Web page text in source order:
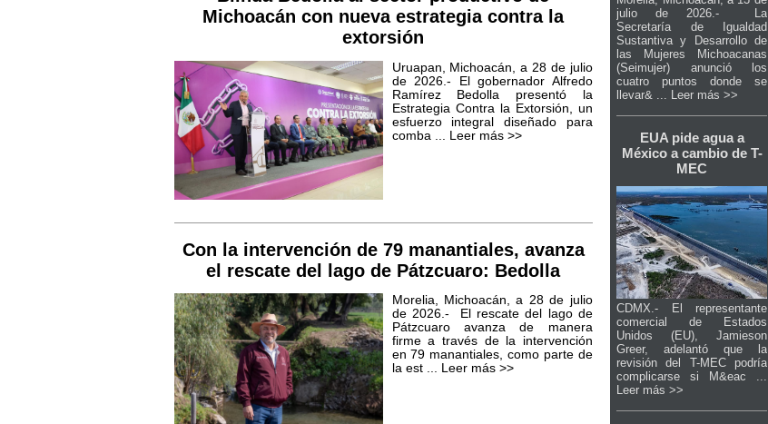
Michoacán con nueva estrategia contra la
extorsión
Uruapan, Michoacán, a 28 de julio
de 2026.- El gobernador Alfredo
Ramírez Bedolla presentó la
Estrategia Contra la Extorsión, un
esfuerzo integral diseñado para
comba ...
Leer más >>
Con la intervención de 79 manantiales, avanza
el rescate del lago de Pátzcuaro: Bedolla
Morelia, Michoacán, a 28 de julio
de 2026.- El rescate del lago de
Pátzcuaro avanza de manera
firme a través de la intervención
en 79 manantiales, como parte de
la est ... Leer más >>
julio de 2026.- La
Secretaría de Igualdad
Sustantiva y Desarrollo de
las Mujeres Michoacanas
(Seimujer) anunció los
cuatro puntos donde se
llevar& ... Leer más >>
EUA pide agua a
México a cambio de T-
MEC
CDMX.- El representante
comercial de Estados
Unidos (EU), Jamieson
Greer, adelantó que la
revisión del T-MEC podría
complicarse si M&eac ...
Leer más >>